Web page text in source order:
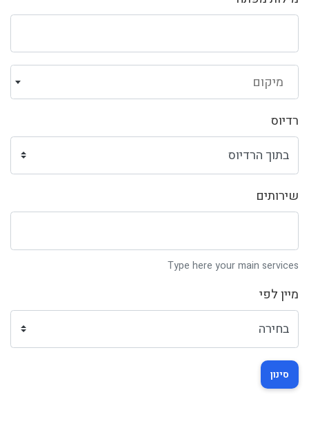
מיקום
רדיוס
שירותים
Type here your main services
מיין לפי
סינון